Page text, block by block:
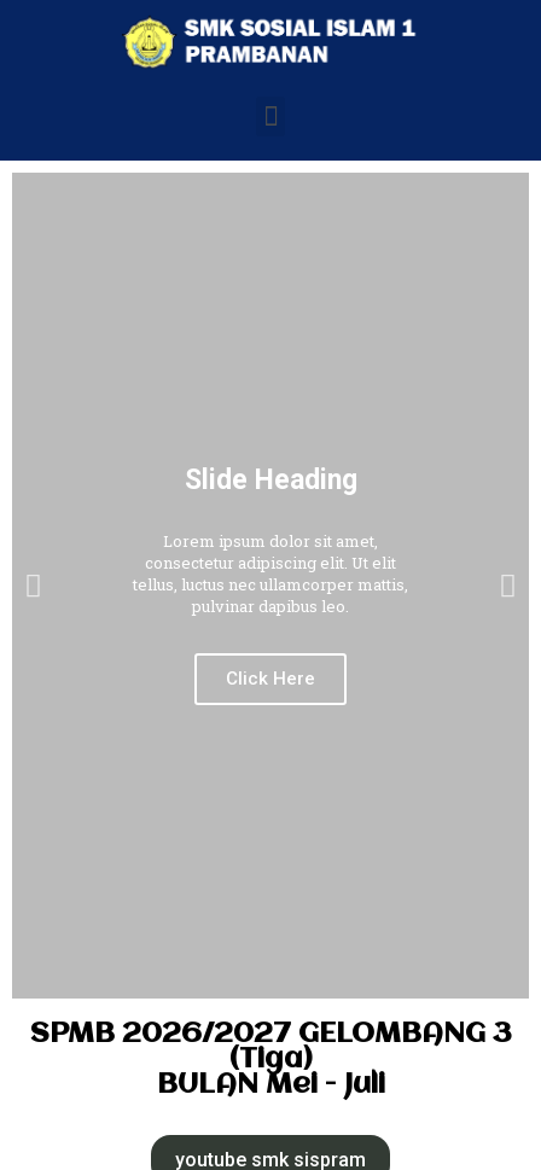
Slide Heading
Lorem ipsum dolor sit amet,
consectetur adipiscing elit. Ut elit
tellus, luctus nec ullamcorper mattis,
pulvinar dapibus leo.
Click Here
SPMB 2026/2027 GELOMBANG 3
(Tiga)
BULAN Mei - Juli
youtube smk sispram